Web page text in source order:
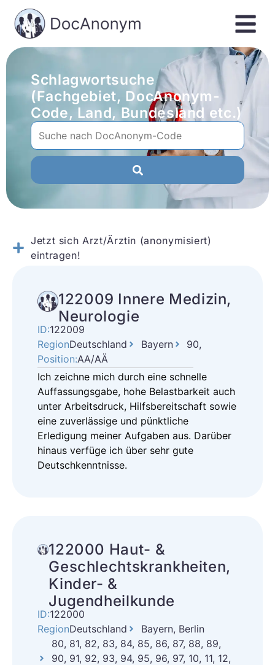
Schlagwortsuche
(Fachgebiet, DocAnonym-
Code, Land, Bundesland etc.)
Jetzt sich Arzt/Ärztin (anonymisiert)
eintragen!
122009 Innere Medizin,
Neurologie
ID:122009
RegionDeutschland Bayern
90,
Position:AA/AÄ
Ich zeichne mich durch eine schnelle
Auffassungsgabe, hohe Belastbarkeit auch
unter Arbeitsdruck, Hilfsbereitschaft sowie
eine zuverlässige und pünktliche
Erledigung meiner Aufgaben aus. Darüber
hinaus verfüge ich über sehr gute
Deutschkenntnisse.
122000 Haut- &
Geschlechtskrankheiten,
Kinder- &
Jugendheilkunde
ID:122000
RegionDeutschland
Bayern, Berlin
80, 81, 82, 83, 84, 85, 86, 87, 88, 89,
90, 91, 92, 93, 94, 95, 96, 97, 10, 11, 12,